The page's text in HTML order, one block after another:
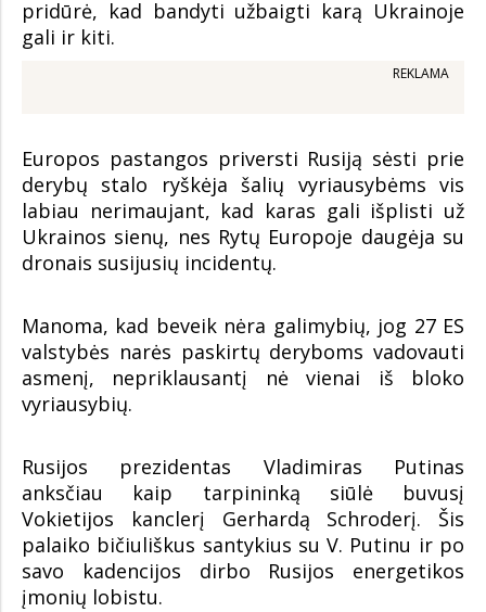
pridūrė, kad bandyti užbaigti karą Ukrainoje
gali ir kiti.
REKLAMA
Europos pastangos priversti Rusiją sėsti prie
derybų stalo ryškėja šalių vyriausybėms vis
labiau nerimaujant, kad karas gali išplisti už
Ukrainos sienų, nes Rytų Europoje daugėja su
dronais susijusių incidentų.
Manoma, kad beveik nėra galimybių, jog 27 ES
valstybės narės paskirtų deryboms vadovauti
asmenį, nepriklausantį nė vienai iš bloko
vyriausybių.
Rusijos prezidentas Vladimiras Putinas
anksčiau kaip tarpininką siūlė buvusį
Vokietijos kanclerį Gerhardą Schroderį. Šis
palaiko bičiuliškus santykius su V. Putinu ir po
savo kadencijos dirbo Rusijos energetikos
įmonių lobistu.